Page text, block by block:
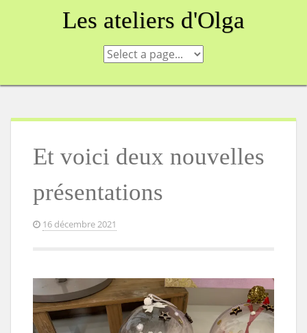
Les ateliers d'Olga
Et voici deux nouvelles
présentations
16 décembre 2021